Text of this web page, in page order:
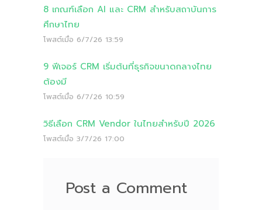
8 เกณฑ์เลือก AI และ CRM สำหรับสถาบันการ
ศึกษาไทย
โพสต์เมื่อ 6/7/26 13:59
9 ฟีเจอร์ CRM เริ่มต้นที่ธุรกิจขนาดกลางไทย
ต้องมี
โพสต์เมื่อ 6/7/26 10:59
วิธีเลือก CRM Vendor ในไทยสำหรับปี 2026
โพสต์เมื่อ 3/7/26 17:00
Post a Comment